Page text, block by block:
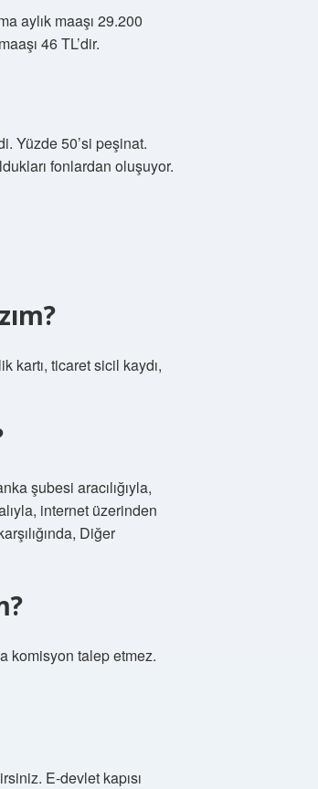
aylık maaşı 29.200
46 TL’dir.
Yüzde 50’si peşinat.
fonlardan oluşuyor.
kartı, ticaret sicil kaydı,
şubesi aracılığıyla,
internet üzerinden
Diğer
komisyon talep etmez.
E-devlet kapısı